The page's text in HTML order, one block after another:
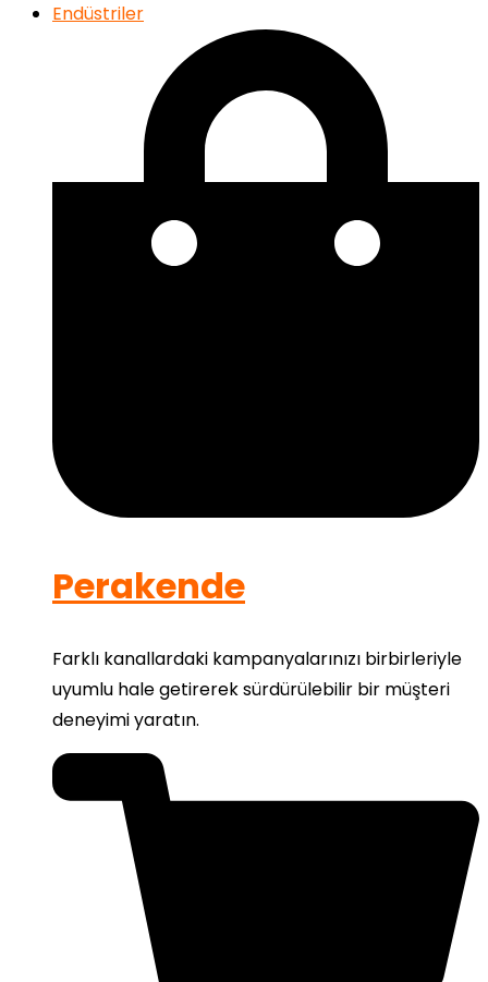
Endüstriler
Perakende
Farklı kanallardaki kampanyalarınızı birbirleriyle
uyumlu hale getirerek sürdürülebilir bir müşteri
deneyimi yaratın.